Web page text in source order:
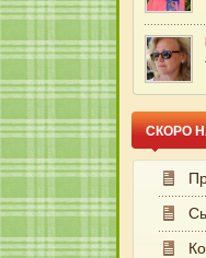
СКОРО